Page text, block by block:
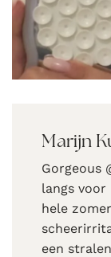
Marijn
Gorgeous
langs voor
hele
een